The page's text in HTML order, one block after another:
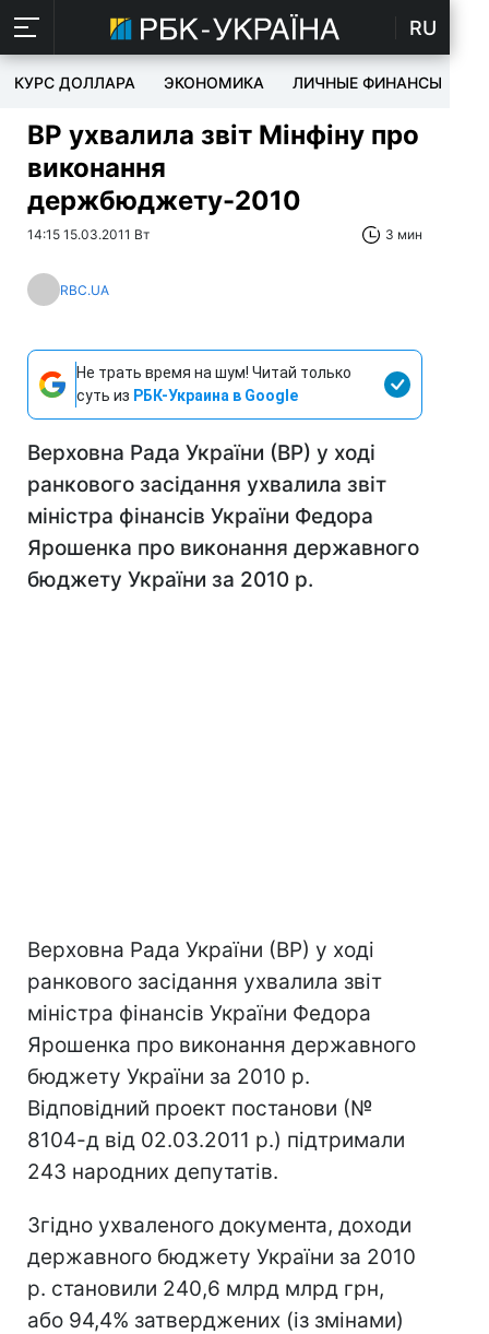
RU
КУРС ДОЛЛАРА ЭКОНОМИКА ЛИЧНЫЕ ФИНАНСЫ
ВР ухвалила звіт Мінфіну про
виконання
держбюджету-2010
14:15 15.03.2011 Вт 3 мин
RBC.UA
Не трать время на шум! Читай только
суть из РБК-Украина в Google
Верховна Рада України (ВР) у ході
ранкового засідання ухвалила звіт
міністра фінансів України Федора
Ярошенка про виконання державного
бюджету України за 2010 р.
Верховна Рада України (ВР) у ході
ранкового засідання ухвалила звіт
міністра фінансів України Федора
Ярошенка про виконання державного
бюджету України за 2010 р.
Відповідний проект постанови (№
8104-д від 02.03.2011 р.) підтримали
243 народних депутатів.
Згідно ухваленого документа, доходи
державного бюджету України за 2010
р. становили 240,6 млрд млрд грн,
або 94,4% затверджених (із змінами)